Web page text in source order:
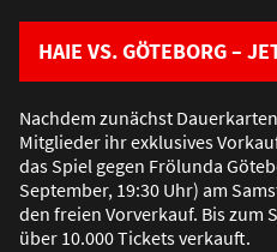
HAIE VS. GÖTEBORG –
Nachdem zunächst
Mitglieder ihr exklusives
das Spiel gegen Frölunda
September, 19:30 Uhr) am
den freien Vorverkauf. Bis zum
über 10.000 Tickets verkauft.